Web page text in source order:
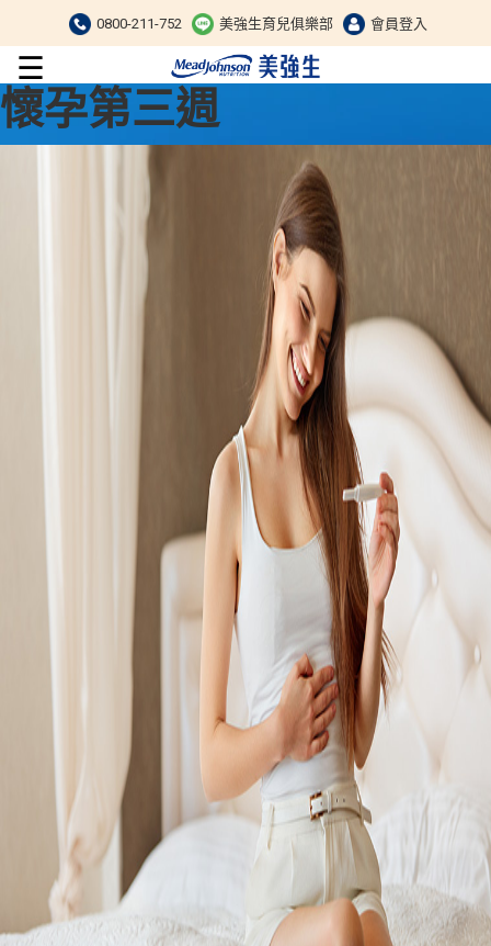
0800-211-752 美強生育兒俱樂部 會員登入
☰
懷孕第三週